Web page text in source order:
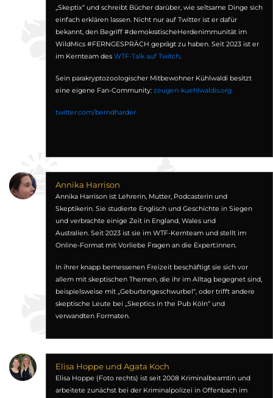
„Skeptix“ und schreibt Bücher darüber, wie seltsame Dinge sich
einfach erklären lassen. Nicht nur auf Twitter ist er dafür
bekannt, den Begriff #demokratischeHerdenimmunität im
WildMics #FERNGESPRÄCH geprägt zu haben. Seit 2023 ist er
im Kernteam des WTF-Talk auf Twitch.
Sein parakryptozoologischer Mitbewohner Kühlwaldi besitzt
eine eigene Fan-Community: zeugen-kuehlwaldis.org
twitter.com/berndharder
Annika Harrison
Annika Harrison ist Lehrerin, Mutter, Podcasterin und
Skeptikerin. Sie studierte Englisch und Geschichte in Siegen
und verbrachte einige Zeit in England, Wales und
Australien. Seit 2023 ist sie im WTF-Kernteam und stellt im
Online-Format mit Vorliebe Fragen an die Expert:innen.
In ihrer knapp bemessenen Freizeit beschäftigt sie sich vor
allem mit skeptischen Themen, die ihr im Alltag begegnet sind,
beispielsweise mit „Geburtengeschwurbel“, oder trifft andere
skeptische Leute bei „Skeptics in the Pub Köln“ und
verwandten Formaten.
Elisa Hoppe und Agata Koch
Elisa Hoppe (Foto rechts) ist seit 2008 Kriminalbeamtin und
arbeitete zunächst bei der Kriminalpolizei in Offenbach im